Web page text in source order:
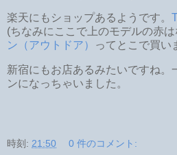
楽天にもショップあるようです。
(ちなみにここで上のモデルの赤は
ン（アウトドア）
ってとこで買い
新宿にもお店あるみたいですね。
ンになっちゃいました。
時刻: 21:50 0 件のコメント: